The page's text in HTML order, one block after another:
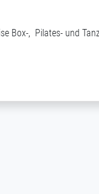
Box-, Pilates- und